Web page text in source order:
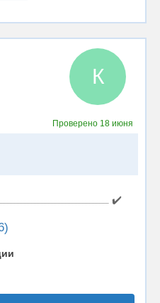
К
Проверено 18 июня
✔️